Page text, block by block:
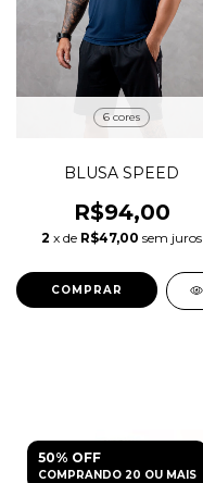
6 cores
BLUSA SPEED
R$94,00
2 x de R$47,00 sem juros
COMPRAR
50% OFF
COMPRANDO 20 OU MAIS